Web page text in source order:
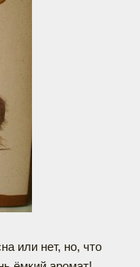
или нет, но, что